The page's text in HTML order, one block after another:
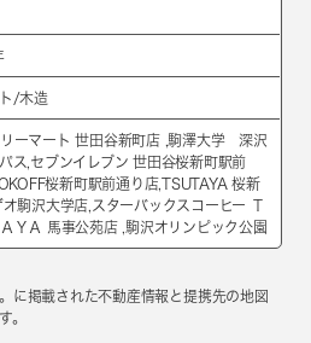
/木造
ーマート 世田谷新町店 ,駒澤大学 深沢
ス,セブンイレブン 世田谷桜新町駅前
桜新町駅前通り店,TSUTAYA 桜新
オ駒沢大学店,スターバックスコーヒー Ｔ
ＹＡ 馬事公苑店 ,駒沢オリンピック公園
に掲載された不動産情報と提携先の地図
。